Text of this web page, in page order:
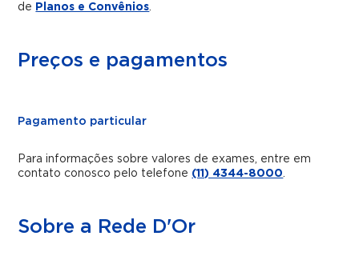
de Planos e Convênios.
Preços e pagamentos
Pagamento particular
Para informações sobre valores de exames, entre em
contato conosco pelo telefone (11) 4344-8000.
Sobre a Rede D'Or